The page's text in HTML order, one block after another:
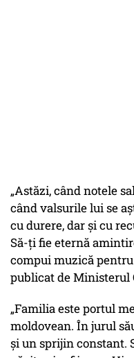
„Astăzi, când notele
când valsurile lui se
cu durere, dar și cu
Să-ți fie eternă
compui muzică pentru
publicat de Ministerul
„Familia este portul
moldovean. În jurul
și un sprijin constant.